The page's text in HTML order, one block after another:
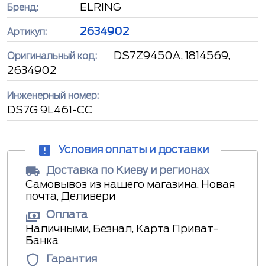
Бренд: ELRING
Артикул: 2634902
Оригинальный код:
DS7Z9450A, 1814569,
2634902
Инженерный номер:
DS7G 9L461-CC
Условия оплаты и доставки
Доставка по Киеву и регионах
Самовывоз из нашего магазина, Новая
почта, Деливери
Оплата
Наличными, Безнал, Карта Приват-
Банка
Гарантия